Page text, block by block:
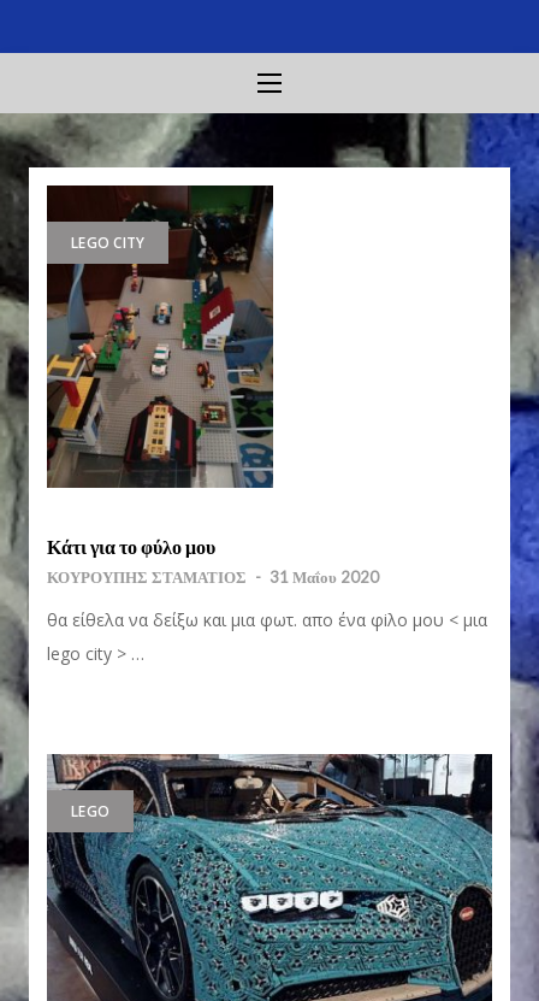
LEGO CITY
Κάτι για το φύλο μου
ΚΟΥΡΟΥΠΗΣ ΣΤΑΜΑΤΙΟΣ - 31 Μαΐου 2020
θα είθελα να δείξω και μια φωτ. απο ένα φiλο μου < μια
lego city > …
LEGO